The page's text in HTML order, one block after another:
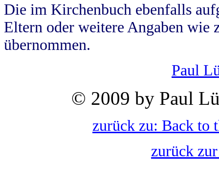
Die im Kirchenbuch ebenfalls
Eltern oder weitere Angaben wie
übernommen.
Paul
© 2009 by Paul
zurück zu: Back to
zurück